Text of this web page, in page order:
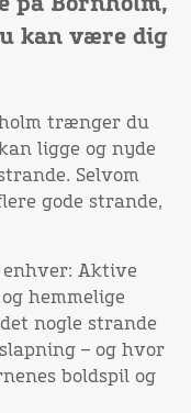
kan være dig
trænger du
ligge og nyde
Selvom
gode strande,
enhver: Aktive
hemmelige
nogle strande
– og hvor
boldspil og